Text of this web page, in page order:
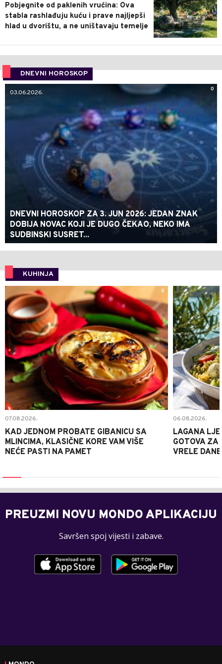
Pobjegnite od paklenih vrućina: Ova
stabla rashlađuju kuću i prave najljepši
hlad u dvorištu, a ne uništavaju temelje
DNEVNI HOROSKOP
0
03.06.2026.
DNEVNI HOROSKOP ZA 3. JUN 2026: JEDAN ZNAK
DOBIJA NOVAC KOJI JE DUGO ČEKAO, NEKO IMA
SUDBINSKI SUSRET...
KUHINJA
0
07.08.2026.
KAD JEDNOM PROBATE GIBANICU SA
MLINCIMA, KLASIČNE KORE VAM VIŠE
NEĆE PASTI NA PAMET
06.08.2026.
LAGANA
GOTOVA ZA
VRELE DANE
PREUZMI NOVU MONDO APLIKACIJU
Savršen spoj vijesti i zabave.